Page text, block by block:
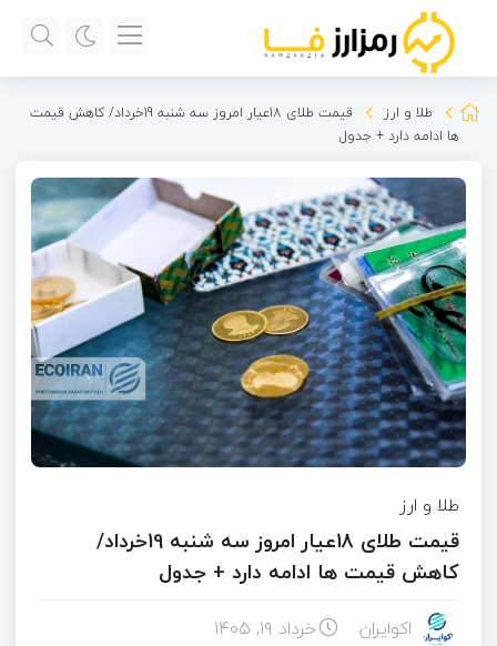
طلا و ارز
قیمت طلای 18عیار امروز سه شنبه 19خرداد/ کاهش قیمت
ها ادامه دارد + جدول
طلا و ارز
قیمت طلای 18عیار امروز سه شنبه 19خرداد/
کاهش قیمت ها ادامه دارد + جدول
اکوایران خرداد ۱۹, ۱۴۰۵